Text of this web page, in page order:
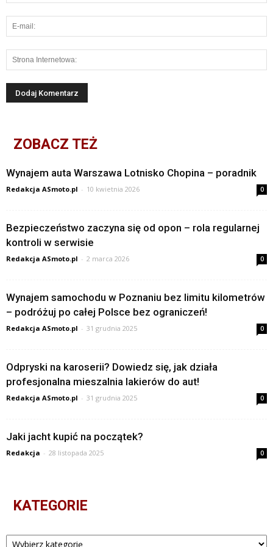
ZOBACZ TEŻ
Wynajem auta Warszawa Lotnisko Chopina – poradnik
Redakcja ASmoto.pl - 10 kwietnia 2026 0
Bezpieczeństwo zaczyna się od opon – rola regularnej
kontroli w serwisie
Redakcja ASmoto.pl - 2 marca 2026 0
Wynajem samochodu w Poznaniu bez limitu kilometrów
– podróżuj po całej Polsce bez ograniczeń!
Redakcja ASmoto.pl - 31 grudnia 2025 0
Odpryski na karoserii? Dowiedz się, jak działa
profesjonalna mieszalnia lakierów do aut!
Redakcja ASmoto.pl - 31 grudnia 2025 0
Jaki jacht kupić na początek?
Redakcja - 28 listopada 2025 0
KATEGORIE
Kategorie